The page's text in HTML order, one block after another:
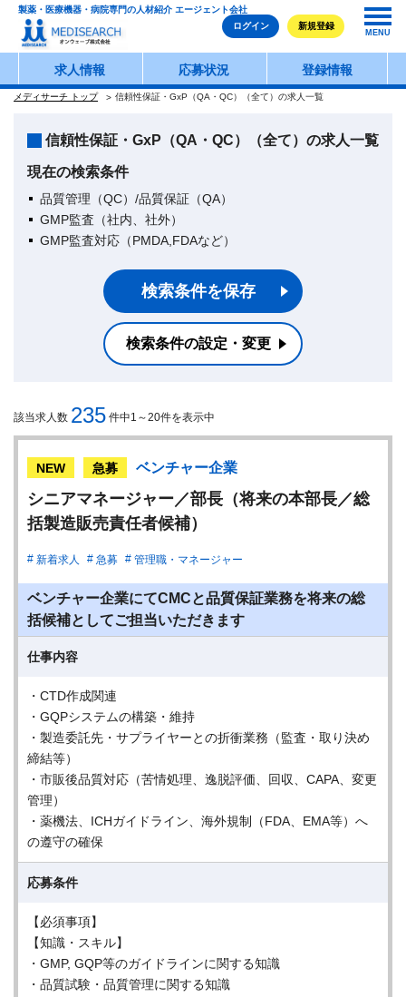
製薬・医療機器・病院専門の人材紹介 エージェント会社
ログイン
新規登録
MENU
求人情報 応募状況 登録情報
メディサーチ トップ 信頼性保証・GxP（QA・QC）（全て）の求人一覧
信頼性保証・GxP（QA・QC）（全て）の求人一覧
現在の検索条件
品質管理（QC）/品質保証（QA）
GMP監査（社内、社外）
GMP監査対応（PMDA,FDAなど）
検索条件を保存
検索条件の設定・変更
該当求人数 235 件中1～20件を表示中
NEW 急募 ベンチャー企業
シニアマネージャー／部長（将来の本部長／総
括製造販売責任者候補）
新着求人 急募 管理職・マネージャー
ベンチャー企業にてCMCと品質保証業務を将来の総
括候補としてご担当いただきます
仕事内容
・CTD作成関連
・GQPシステムの構築・維持
・製造委託先・サプライヤーとの折衝業務（監査・取り決め
締結等）
・市販後品質対応（苦情処理、逸脱評価、回収、CAPA、変更
管理）
・薬機法、ICHガイドライン、海外規制（FDA、EMA等）へ
の遵守の確保
応募条件
【必須事項】
【知識・スキル】
・GMP, GQP等のガイドラインに関する知識
・品質試験・品質管理に関する知識